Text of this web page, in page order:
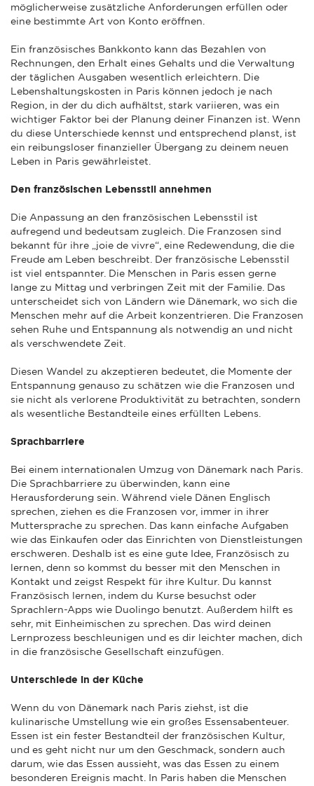
möglicherweise zusätzliche Anforderungen erfüllen oder
eine bestimmte Art von Konto eröffnen.
Ein französisches Bankkonto kann das Bezahlen von
Rechnungen, den Erhalt eines Gehalts und die Verwaltung
der täglichen Ausgaben wesentlich erleichtern. Die
Lebenshaltungskosten in Paris können jedoch je nach
Region, in der du dich aufhältst, stark variieren, was ein
wichtiger Faktor bei der Planung deiner Finanzen ist. Wenn
du diese Unterschiede kennst und entsprechend planst, ist
ein reibungsloser finanzieller Übergang zu deinem neuen
Leben in Paris gewährleistet.
Den französischen Lebensstil annehmen
Die Anpassung an den französischen Lebensstil ist
aufregend und bedeutsam zugleich. Die Franzosen sind
bekannt für ihre „joie de vivre“, eine Redewendung, die die
Freude am Leben beschreibt. Der französische Lebensstil
ist viel entspannter. Die Menschen in Paris essen gerne
lange zu Mittag und verbringen Zeit mit der Familie. Das
unterscheidet sich von Ländern wie Dänemark, wo sich die
Menschen mehr auf die Arbeit konzentrieren. Die Franzosen
sehen Ruhe und Entspannung als notwendig an und nicht
als verschwendete Zeit.
Diesen Wandel zu akzeptieren bedeutet, die Momente der
Entspannung genauso zu schätzen wie die Franzosen und
sie nicht als verlorene Produktivität zu betrachten, sondern
als wesentliche Bestandteile eines erfüllten Lebens.
Sprachbarriere
Bei einem internationalen Umzug von Dänemark nach Paris.
Die Sprachbarriere zu überwinden, kann eine
Herausforderung sein. Während viele Dänen Englisch
sprechen, ziehen es die Franzosen vor, immer in ihrer
Muttersprache zu sprechen. Das kann einfache Aufgaben
wie das Einkaufen oder das Einrichten von Dienstleistungen
erschweren. Deshalb ist es eine gute Idee, Französisch zu
lernen, denn so kommst du besser mit den Menschen in
Kontakt und zeigst Respekt für ihre Kultur. Du kannst
Französisch lernen, indem du Kurse besuchst oder
Sprachlern-Apps wie Duolingo benutzt. Außerdem hilft es
sehr, mit Einheimischen zu sprechen. Das wird deinen
Lernprozess beschleunigen und es dir leichter machen, dich
in die französische Gesellschaft einzufügen.
Unterschiede in der Küche
Wenn du von Dänemark nach Paris ziehst, ist die
kulinarische Umstellung wie ein großes Essensabenteuer.
Essen ist ein fester Bestandteil der französischen Kultur,
und es geht nicht nur um den Geschmack, sondern auch
darum, wie das Essen aussieht, was das Essen zu einem
besonderen Ereignis macht. In Paris haben die Menschen